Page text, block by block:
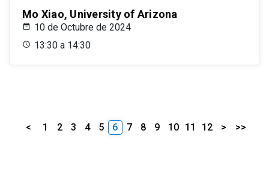
Mo Xiao, University of Arizona
10 de Octubre de 2024
13:30 a 14:30
< 1 2 3 4 5 6 7 8 9 10 11 12 > >>